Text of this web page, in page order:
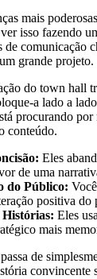
mais
isso fazendo
de comunicação
grande projeto.
do town hall
a lado a
procurando
conteúdo.
Eles
de uma
do Público:
positiva do
Eles
mais
de
convincente